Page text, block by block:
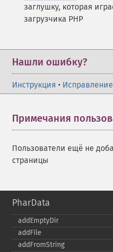
заглушку, которая
загрузчика PHP
Нашли ошибку?
Инструкция • Исправление
Примечания
Пользователи ещё не
страницы
PharData
addEmptyDir
addFile
addFromString